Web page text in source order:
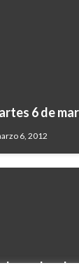
6 de
6, 2012
hoy